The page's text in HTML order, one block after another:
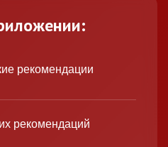
рекомендации
рекомендаций